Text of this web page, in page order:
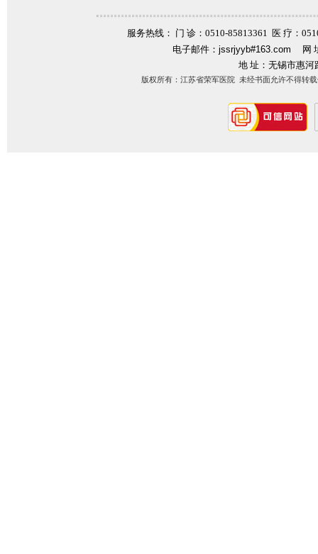
服务热线： 门 诊：0510-85813361 医 疗：
电子邮件： jssrjyyb#163.com
网
地 址：无锡市惠河
版权所有：江苏省荣军医院 未经书面允许不得转